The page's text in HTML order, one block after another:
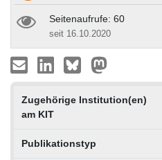
Seitenaufrufe: 60
seit 16.10.2020
Zugehörige Institution(en)
am KIT
Publikationstyp